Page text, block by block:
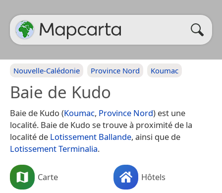
Nouvelle-Calédonie Province Nord Koumac
Baie de Kudo
Baie de Kudo (Koumac, Province Nord) est une
localité. Baie de Kudo se trouve à proximité de la
localité de Lotissement Ballande, ainsi que de
Lotissement Terminalia.
Carte Hôtels